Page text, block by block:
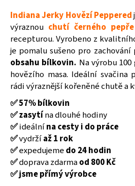
Indiana Jerky Hovězí Peppered
výraznou chutí černého pepře
recepturou. Vyrobeno z
je pomalu sušeno pro
obsahu bílkovin. Na výrobu
hovězího masa. Ideální
rádi výraznější kořeněné chutě a
✅ 57% bílkovin
✅ zasytína dlouhé hodiny
✅ideálnína cesty i do práce
✅vydržíaž 1 rok
✅expedujemedo 24 hodin
✅doprava zdarmaod 800 Kč
✅ jsme přímý výrobce
HLEDAT
D
o
p
o
r
u
č
u
j
e
m
e